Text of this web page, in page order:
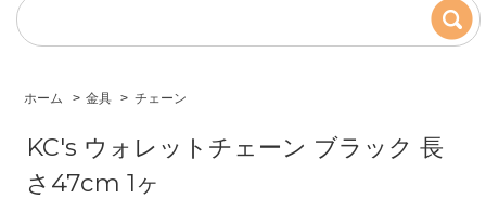
ホーム > 金具 > チェーン
KC's ウォレットチェーン ブラック 長
さ47cm 1ヶ